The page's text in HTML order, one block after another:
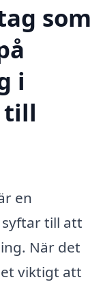
som
i
till
en
till att
När det
viktigt att